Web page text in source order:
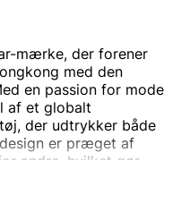
mærke, der forener
med den
en passion for mode
af et globalt
der udtrykker både
er præget af
andre, hvilket gør
– det er en livsstil.